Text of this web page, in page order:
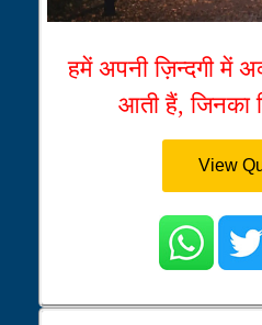
हमें अपनी ज़िन्दगी में
आती हैं, जिनका
View